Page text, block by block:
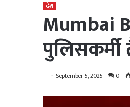
देश
Mumbai
पुलिसकर्मी
September 5, 2025 0